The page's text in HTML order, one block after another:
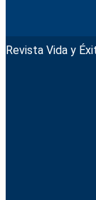
Revista Vida y